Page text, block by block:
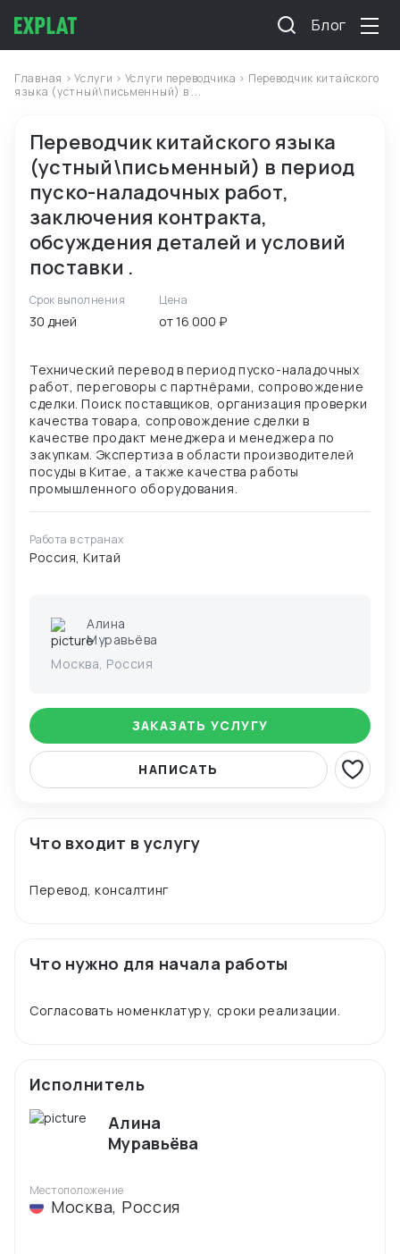
Блог
Главная >Услуги > Услуги переводчика > Переводчик китайского
языка (устный\письменный) в ...
Переводчик китайского языка
(устный\письменный) в период
пуско-наладочных работ,
заключения контракта,
обсуждения деталей и условий
поставки .
Срок выполнения
30 дней
Цена
от 16 000 ₽
Технический перевод в период пуско-наладочных
работ, переговоры с партнёрами, сопровождение
сделки. Поиск поставщиков, организация проверки
качества товара, сопровождение сделки в
качестве продакт менеджера и менеджера по
закупкам. Экспертиза в области производителей
посуды в Китае, а также качества работы
Работа в странах
Россия, Китай
Алина
Муравьёва
Москва, Россия
ЗАКАЗАТЬ УСЛУГУ
НАПИСАТЬ
Что входит в услугу
Что нужно для начала работы
Исполнитель
Алина
Муравьёва
Местоположение
Москва, Россия